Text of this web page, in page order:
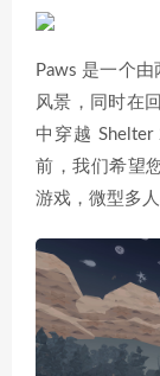
Paws 是一个
风景，同时在
中穿越
前，我们希望
游戏，微型多人